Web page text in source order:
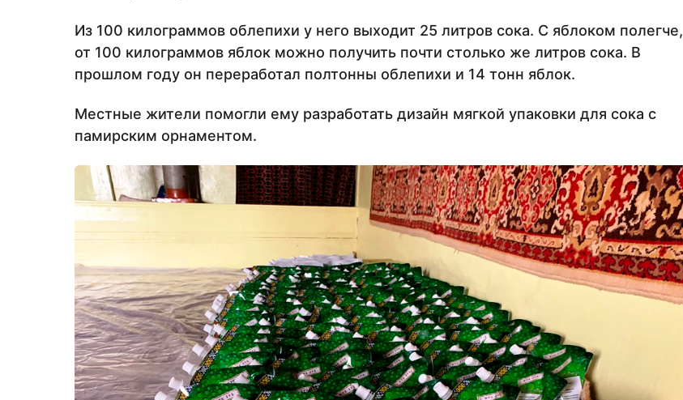
Из 100 килограммов облепихи у него выходит 25 литров сока. С яблоком полегче,
от 100 килограммов яблок можно получить почти столько же литров сока. В
прошлом году он переработал полтонны облепихи и 14 тонн яблок.
Местные жители помогли ему разработать дизайн мягкой упаковки для сока с
памирским орнаментом.